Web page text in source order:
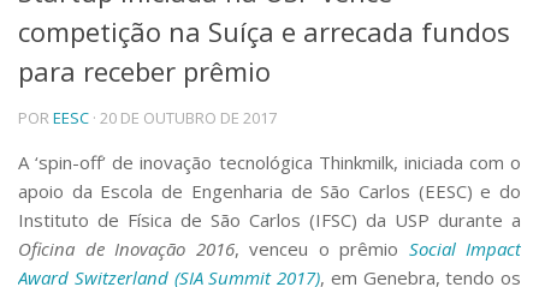
Telefones e Mapas
Pessoas
Ensino
Graduação
Educação a distância
Cursos de Extensão
Pesquisa e Inovação
Linhas de Pesquisa
competição na Suíça e arrecada fundos
para receber prêmio
POREESC · 20 DE OUTUBRO DE 2017
A ‘spin-off’ de inovação tecnológica Thinkmilk, iniciada com o
apoio da Escola de Engenharia de São Carlos (EESC) e do
Instituto de Física de São Carlos (IFSC) da USP durante a
Oficina de Inovação 2016, venceu o prêmio Social Impact
Award Switzerland (SIA Summit 2017), em Genebra, tendo os